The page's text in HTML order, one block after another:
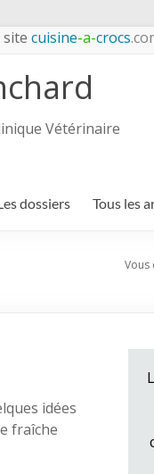
site cuisine-a-crocs
Vétérinaire
dossiers Tous les
Vous
idées
fraîche